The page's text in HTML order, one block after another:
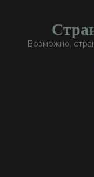
Возможно,